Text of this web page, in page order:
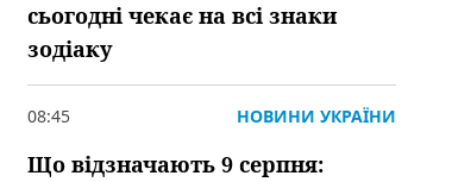
сьогодні чекає на всі знаки
зодіаку
08:45 НОВИНИ УКРАЇНИ
Що відзначають 9 серпня: